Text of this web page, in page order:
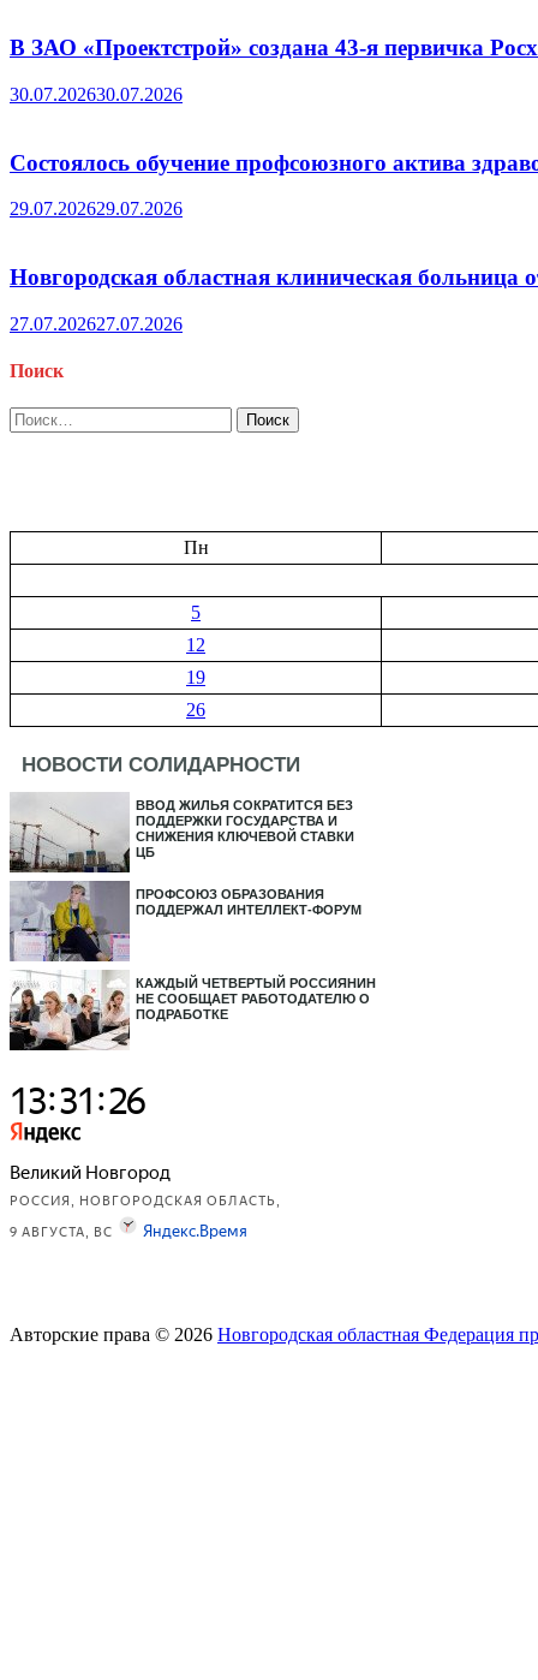
В ЗАО «Проектстрой» создана 43-я первичка
30.07.202630.07.2026
Состоялось обучение профсоюзного актива
29.07.202629.07.2026
Новгородская областная клиническая больница
27.07.202627.07.2026
Поиск
Найти:
Пн
5
12
19
26
НОВОСТИ СОЛИДАРНОСТИ
ВВОД ЖИЛЬЯ СОКРАТИТСЯ БЕЗ
ПОДДЕРЖКИ ГОСУДАРСТВА И
СНИЖЕНИЯ КЛЮЧЕВОЙ СТАВКИ
ЦБ
ПРОФСОЮЗ ОБРАЗОВАНИЯ
ПОДДЕРЖАЛ ИНТЕЛЛЕКТ-ФОРУМ
КАЖДЫЙ ЧЕТВЕРТЫЙ РОССИЯНИН
НЕ СООБЩАЕТ РАБОТОДАТЕЛЮ О
ПОДРАБОТКЕ
Авторские права © 2026 Новгородская областная Федерация